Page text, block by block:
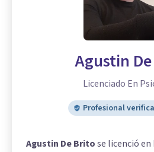
Agustin
Licenciado En
Profesional
Agustin De Britose licenció